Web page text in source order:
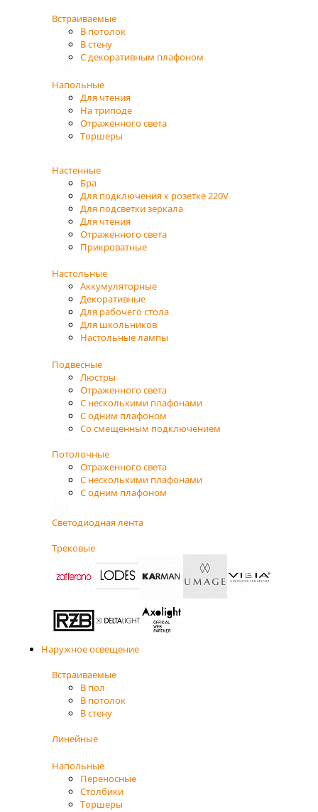
Встраиваемые
В потолок
В стену
С декоративным плафоном
Напольные
Для чтения
На триподе
Отраженного света
Торшеры
Настенные
Бра
Для подключения к розетке 220V
Для подсветки зеркала
Для чтения
Отраженного света
Прикроватные
Настольные
Аккумуляторные
Декоративные
Для рабочего стола
Для школьников
Настольные лампы
Подвесные
Люстры
Отраженного света
С несколькими плафонами
С одним плафоном
Со смещенным подключением
Потолочные
Отраженного света
С несколькими плафонами
С одним плафоном
Светодиодная лента
Трековые
Наружное освещение
Встраиваемые
В пол
В потолок
В стену
Линейные
Напольные
Переносные
Столбики
Торшеры